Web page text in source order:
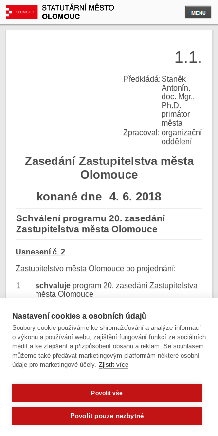
1.1.
Předkládá: Staněk
Antonín,
doc. Mgr.,
Ph.D.,
primátor
města
Zpracoval: organizační
oddělení
Zasedání Zastupitelstva města
Olomouce
konané dne 4. 6. 2018
Schválení programu 20. zasedání
Zastupitelstva města Olomouce
Usnesení č. 2
Zastupitelstvo města Olomouce po projednání:
1 schvaluje program 20. zasedání Zastupitelstva
města Olomouce
Důvodová
zpráva:
DZ- program ZMO
4.6.2018
(stránkový dokument - Open XML)
Články a fotografie lze kopírovat jen se svolením provozovatele
vývoj|správa obsahu| design:Rency
Nastavení cookies a osobních údajů
Soubory cookie používáme ke shromažďování a analýze informací
o výkonu a používání webu, zajištění fungování funkcí ze sociálních
médií a ke zlepšení a přizpůsobení obsahu a reklam. Se souhlasem
můžeme také předávat marketingovým platformám některé osobní
údaje pro marketingové účely. Zjistit více
Povolit vše
Povolit pouze nezbytné
Potřebujete poradit?Zeptejte se naše